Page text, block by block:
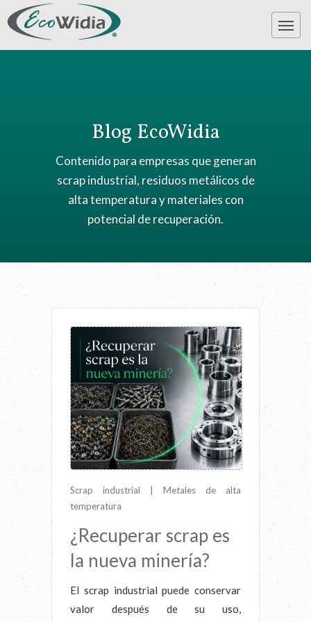
Blog EcoWidia
Contenido para empresas que generan
scrap industrial, residuos metálicos de
alta temperatura y materiales con
potencial de recuperación.
Scrap industrial | Metales de alta
temperatura
¿Recuperar scrap es
la nueva minería?
El scrap industrial puede conservar
valor después de su uso,